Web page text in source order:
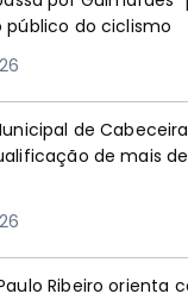
público do ciclismo
de
de mais de
Ribeiro orienta